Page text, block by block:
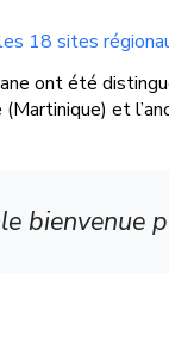
18 sites
ont été
et